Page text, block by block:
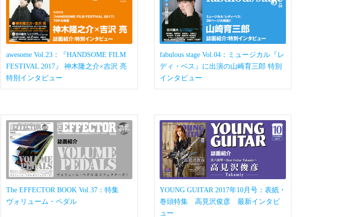
awesome Vol.23：『HANDSOME FILM
FESTIVAL 2017』 神木隆之介×吉沢 亮
特別インタビュー
fabulous stage Vol.04：ミュージカル『レ
ディ・ベス』に出演の山崎育三郎 特別
インタビュー
The EFFECTOR BOOK Vol.37：特集
ヴォリューム・ペダル
YOUNG GUITAR 2017年10月号：表紙・
巻頭特集 高見沢俊彦 最新インタビ
ュー